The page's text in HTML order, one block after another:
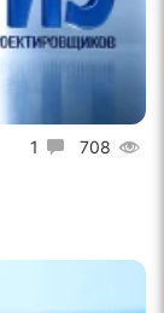
1 708